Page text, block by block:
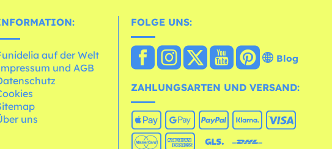
auf der Welt
und AGB
uns
FOLGE UNS:
Blog
ZAHLUNGSARTEN UND VERSAND: